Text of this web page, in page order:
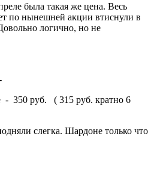
была такая же цена. Весь
по нынешней акции втиснули в
логично, но не
- 350 руб. ( 315 руб. кратно 6
слегка. Шардоне только что